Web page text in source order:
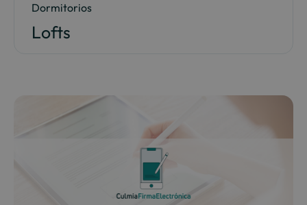
Dormitorios
Lofts